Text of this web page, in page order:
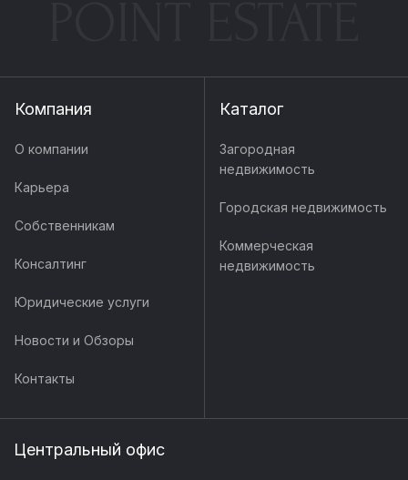
Компания
О компании
Карьера
Собственникам
Консалтинг
Юридические услуги
Новости и Обзоры
Контакты
Каталог
Загородная
недвижимость
Городская недвижимость
Коммерческая
недвижимость
Центральный офис